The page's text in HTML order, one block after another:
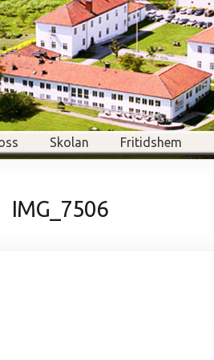
Skolan Fritidshem
IMG_7506